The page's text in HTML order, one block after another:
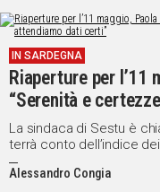
IN SARDEGNA
Riaperture per l’11
“Serenità e
attendiamo dati
La sindaca di Sestu è
terrà conto dell’indice
Alessandro Congia